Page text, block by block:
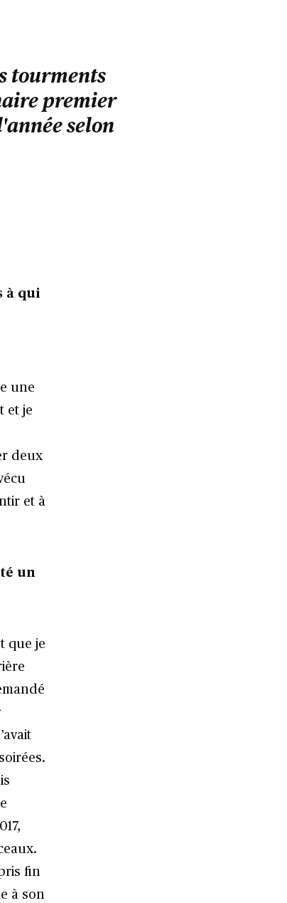
tourments
premier
selon
à qui
une
et je
deux
et à
un
que je
fin
à son